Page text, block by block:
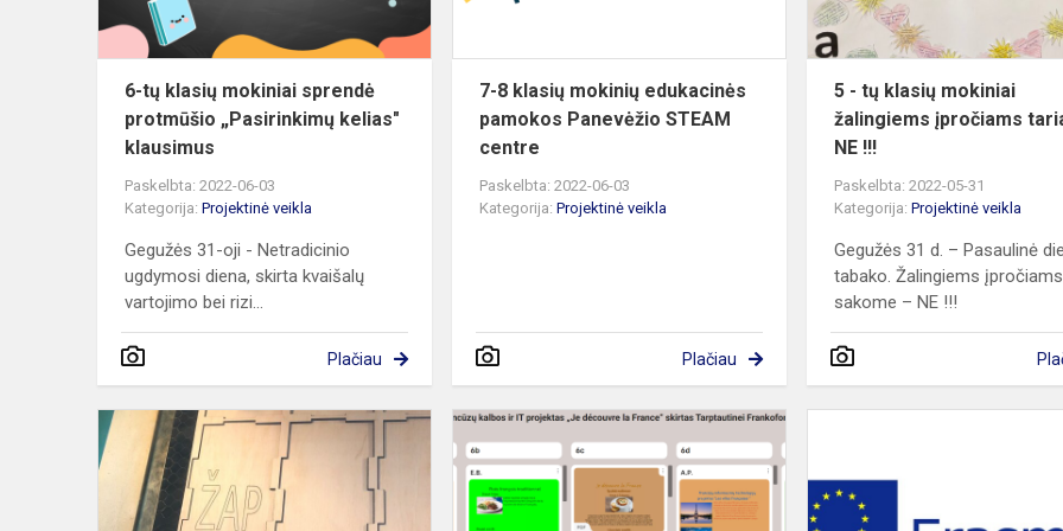
„Pasirinkimų
6-tų klasių mokiniai sprendė
protmūšio „Pasirinkimų kelias"
klausimus
Paskelbta: 2022-06-03
Kategorija: Projektinė veikla
Gegužės 31-oji - Netradicinio
ugdymosi diena, skirta kvaišalų
vartojimo bei rizi...
Plačiau
Panevėžio
STEAM
centr...
7-8 klasių mokinių edukacinės
pamokos Panevėžio STEAM
centre
Paskelbta: 2022-06-03
Kategorija:Projektinė veikla
Plačiau
5 - tų klasių mokiniai
žalingiems įpročiams
NE !!!
Paskelbta: 2022-05-31
Kategorija:Projektinė veikla
Gegužės 31 d. – Pasaulinė
tabako. Žalingiems įpročiams
sakome – NE !!!
Respublikinės
mokinių
STEAM
dirbtuvės
Integruotas
prancūzų
kalbos